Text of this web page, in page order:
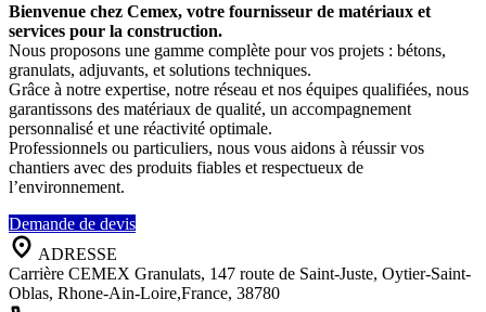
Bienvenue chez Cemex, votre fournisseur de matériaux et
services pour la construction.
Nous proposons une gamme complète pour vos projets : bétons,
granulats, adjuvants, et solutions techniques.
Grâce à notre expertise, notre réseau et nos équipes qualifiées, nous
garantissons des matériaux de qualité, un accompagnement
personnalisé et une réactivité optimale.
Professionnels ou particuliers, nous vous aidons à réussir vos
chantiers avec des produits fiables et respectueux de
l’environnement.
Demande de devis
ADRESSE
Carrière CEMEX Granulats, 147 route de Saint-Juste, Oytier-Saint-
Oblas, Rhone-Ain-Loire,France, 38780